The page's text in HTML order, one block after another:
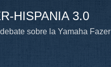
HISPANIA 3.0
sobre la Yamaha Fazer